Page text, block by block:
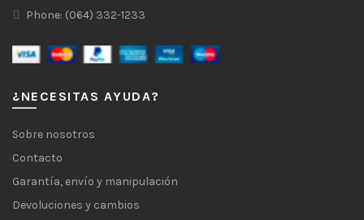
Phone: (064) 332-1233
¿NECESITAS AYUDA?
Sobre nosotros
Contacto
Garantía, envío y manipulación
Devoluciones y cambios